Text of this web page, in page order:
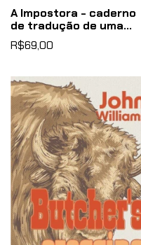
A Impostora - caderno
de tradução de uma
escritora
R$69,00